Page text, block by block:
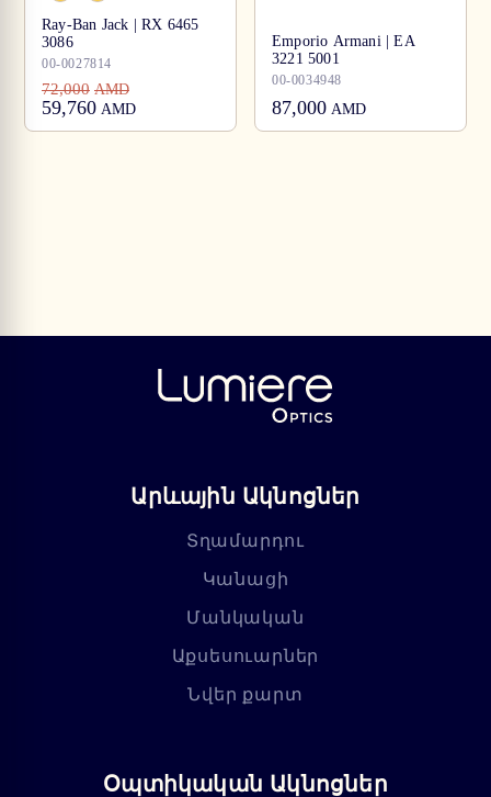
Ray-Ban Jack | RX 6465
3086
00-0027814
72,000 AMD
59,760 AMD
Emporio Armani | EA
3221 5001
00-0034948
87,000 AMD
Արևային Ակնոցներ
Տղամարդու
Կանացի
Մանկական
Աքսեսուարներ
Նվեր քարտ
Օպտիկական Ակնոցներ